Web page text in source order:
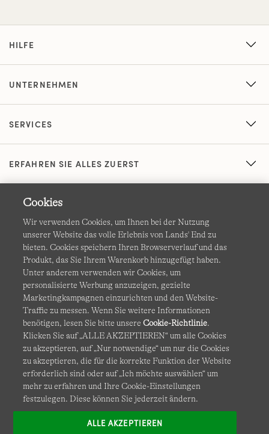
HILFE
UNTERNEHMEN
SERVICES
ERFAHREN SIE ALLES ZUERST
AGB Datenschutz & Sicherheit
Cookies Ich möchte auswählen Barrierefreiheit
Site Map Internationale Websites
Diese Website ist durch reCAPTCHA geschützt. Es gelten die
Datenschutzerklärung undNutzungsbedingungenvon
Google.
Cookies
Wir verwenden Cookies, um Ihnen bei der Nutzung
unserer Website das volle Erlebnis von Lands' End zu
bieten. Cookies speichern Ihren Browserverlauf und das
Produkt, das Sie Ihrem Warenkorb hinzugefügt haben.
Unter anderem verwenden wir Cookies, um
personalisierte Werbung anzuzeigen, gezielte
Marketingkampagnen einzurichten und den Website-
Traffic zu messen. Wenn Sie weitere Informationen
benötigen, lesen Sie bitte unsereCookie-Richtlinie.
Klicken Sie auf „ALLE AKZEPTIEREN“ um alle Cookies
zu akzeptieren, auf „Nur notwendige“ um nur die Cookies
zu akzeptieren, die für die korrekte Funktion der Website
erforderlich sind oder auf „Ich möchte auswählen“ um
mehr zu erfahren und Ihre Cookie-Einstellungen
festzulegen. Diese können Sie jederzeit ändern.
ALLE AKZEPTIEREN